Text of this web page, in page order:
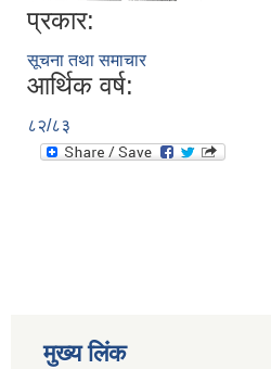
प्रकार:
सूचना तथा समाचार
आर्थिक वर्ष:
८२/८३
मुख्य लिंक